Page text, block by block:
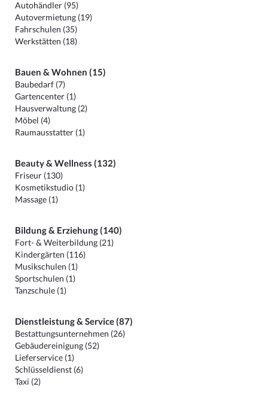
Autohändler (95)
Autovermietung (19)
Fahrschulen (35)
Werkstätten (18)
Bauen & Wohnen (15)
Baubedarf (7)
Gartencenter (1)
Hausverwaltung (2)
Möbel (4)
Raumausstatter (1)
Beauty & Wellness (132)
Friseur (130)
Kosmetikstudio (1)
Massage (1)
Bildung & Erziehung (140)
Fort- & Weiterbildung (21)
Kindergärten (116)
Musikschulen (1)
Sportschulen (1)
Tanzschule (1)
Dienstleistung & Service (87)
Bestattungsunternehmen (26)
Gebäudereinigung (52)
Lieferservice (1)
Schlüsseldienst (6)
Taxi (2)